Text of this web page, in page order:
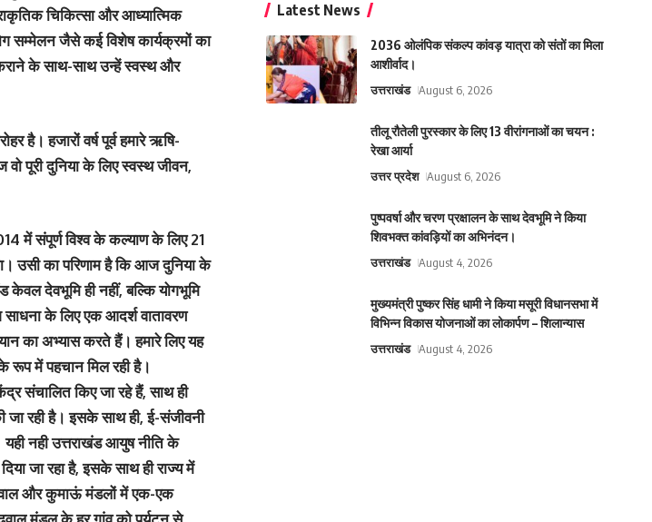
चिकित्सा और आध्यात्मिक
सम्मेलन जैसे कई विशेष कार्यक्रमों का
कराने के साथ-साथ उन्हें स्वस्थ और
है। हजारों वर्ष पूर्व हमारे ऋषि-
पूरी दुनिया के लिए स्वस्थ जीवन,
में संपूर्ण विश्व के कल्याण के लिए 21
उसी का परिणाम है कि आज दुनिया के
देवभूमि ही नहीं, बल्कि योगभूमि
साधना के लिए एक आदर्श वातावरण
का अभ्यास करते हैं। हमारे लिए यह
रूप में पहचान मिल रही है।
संचालित किए जा रहे हैं, साथ ही
रही है। इसके साथ ही, ई-संजीवनी
यही नही उत्तराखंड आयुष नीति के
जा रहा है, इसके साथ ही राज्य में
और कुमाऊं मंडलों में एक-एक
Latest News
2036 ओलंपिक संकल्प कांवड़ यात्रा को संतों का मिला
आशीर्वाद।
उत्तराखंड August 6, 2026
तीलू रौतेली पुरस्कार के लिए 13 वीरांगनाओं का चयन :
रेखा आर्या
उत्तर प्रदेश August 6, 2026
पुष्पवर्षा और चरण प्रक्षालन के साथ देवभूमि ने किया
शिवभक्त कांवड़ियों का अभिनंदन।
उत्तराखंड August 4, 2026
मुख्यमंत्री पुष्कर सिंह धामी ने किया मसूरी विधानसभा में
विभिन्न विकास योजनाओं का लोकार्पण – शिलान्यास
उत्तराखंड August 4, 2026